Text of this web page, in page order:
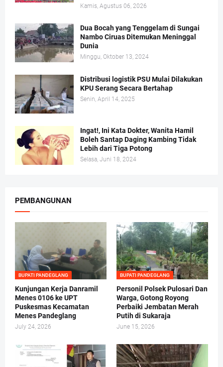
Kamis, Agustus 06, 2026
Dua Bocah yang Tenggelam di Sungai
Nambo Ciruas Ditemukan Meninggal
Dunia
Minggu, Oktober 13, 2024
Distribusi logistik PSU Mulai Dilakukan
KPU Serang Secara Bertahap
Senin, April 14, 2025
Ingat!, Ini Kata Dokter, Wanita Hamil
Boleh Santap Daging Kambing Tidak
Lebih dari Tiga Potong
Selasa, Juni 18, 2024
PEMBANGUNAN
BUPATI PANDEGLANG
Kunjungan Kerja Danramil
Menes 0106 ke UPT
Puskesmas Kecamatan
Menes Pandeglang
July 24, 2026
BUPATI PANDEGLANG
Personil Polsek Pulosari Dan
Warga, Gotong Royong
Perbaiki Jembatan Merah
Putih di Sukaraja
June 15, 2026